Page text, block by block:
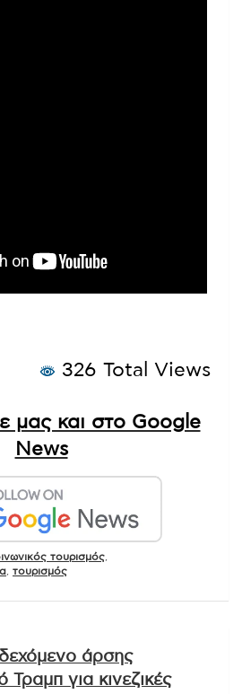
326 Total Views
μας και στο Google
News
τουρισμός
τουρισμός
άρσης
για κινεζικές